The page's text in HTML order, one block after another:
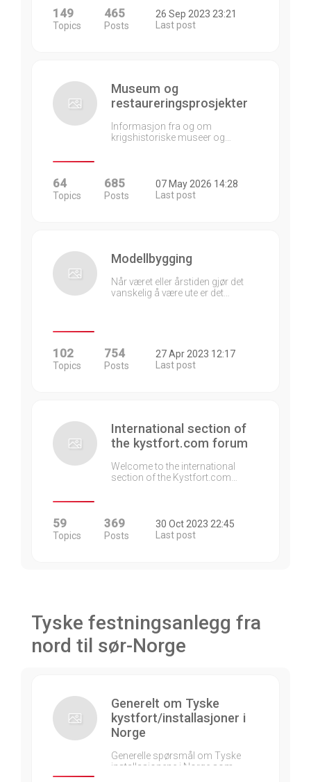
149
Topics
465
Posts
26 Sep 2023 23:21
Last post
Museum og
restaureringsprosjekter
Informasjon fra og om
krigshistoriske museer og…
64
Topics
685
Posts
07 May 2026 14:28
Last post
Modellbygging
Når været eller årstiden gjør det
vanskelig å være ute er det…
102
Topics
754
Posts
27 Apr 2023 12:17
Last post
International section of
the kystfort.com forum
Welcome to the international
section of the Kystfort.com…
59
Topics
369
Posts
30 Oct 2023 22:45
Last post
Tyske festningsanlegg fra
nord til sør-Norge
Generelt om Tyske
kystfort/installasjoner i
Norge
Generelle spørsmål om Tyske
installasjonene i Norge som…